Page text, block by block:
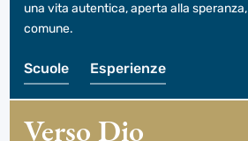
una vita autentica, aperta alla
comune.
Scuole Esperienze
Verso Dio